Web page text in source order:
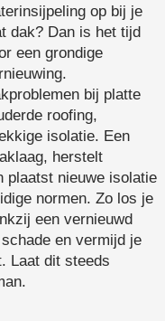
op bij je
dak? Dan is het tijd
een grondige
bij platte
roofing,
isolatie. Een
herstelt
plaatst nieuwe isolatie
normen. Zo los je
een vernieuwd
en vermijd je
Laat dit steeds